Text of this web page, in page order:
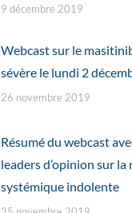
9 décembre 2019
Webcast sur le
sévère le lundi 2
26 novembre 2019
Résumé du webcast
leaders d’opinion sur
systémique indolente